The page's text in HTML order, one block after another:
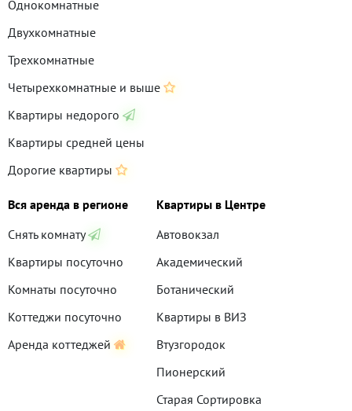
Однокомнатные
Двухкомнатные
Трехкомнатные
Четырехкомнатные и выше
Квартиры недорого
Квартиры средней цены
Дорогие квартиры
Вся аренда в регионе
Снять комнату
Квартиры посуточно
Комнаты посуточно
Коттеджи посуточно
Аренда коттеджей
Квартиры в Центре
Автовокзал
Академический
Ботанический
Квартиры в ВИЗ
Втузгородок
Пионерский
Старая Сортировка